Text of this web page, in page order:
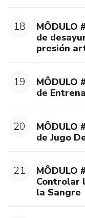
18
MÔDULO
de
presión
19
MÔDULO
de
20
MÔDULO
de Jugo
21
MÔDULO
Controlar
la Sangre